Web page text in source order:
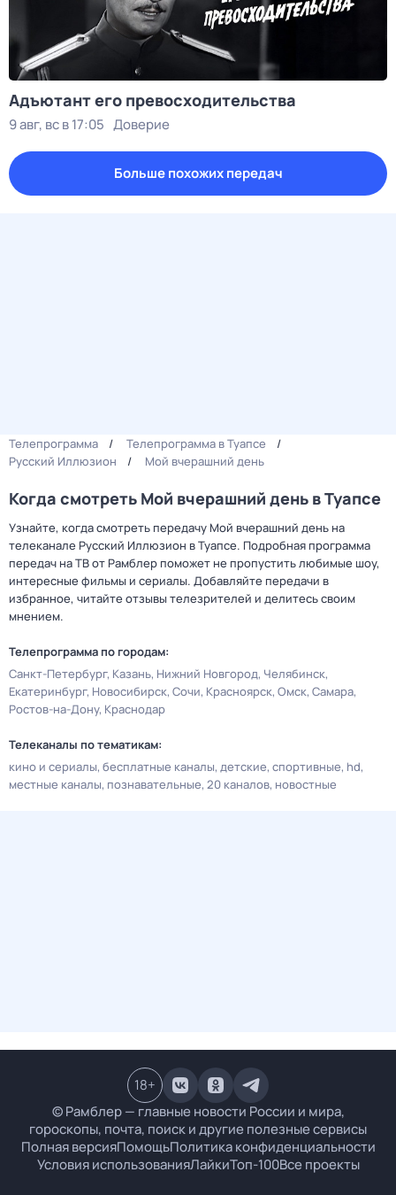
Адъютант его превосходительства
9 авг, вс в 17:05 Доверие
Больше похожих передач
Телепрограмма
Телепрограмма в Туапсе
Русский Иллюзион
Мой вчерашний день
Когда смотреть Мой вчерашний день в Туапсе
Узнайте, когда смотреть передачу Мой вчерашний день на
телеканале Русский Иллюзион в Туапсе. Подробная программа
передач на ТВ от Рамблер поможет не пропустить любимые шоу,
интересные фильмы и сериалы. Добавляйте передачи в
избранное, читайте отзывы телезрителей и делитесь своим
мнением.
Телепрограмма по городам:
Санкт-Петербург Казань Нижний Новгород Челябинск
Екатеринбург Новосибирск Сочи Красноярск Омск Самара
Ростов-на-Дону Краснодар
Телеканалы по тематикам:
кино и сериалы бесплатные каналы детские спортивные hd
местные каналы познавательные 20 каналов новостные
© Рамблер — главные новости России и мира,
гороскопы, почта, поиск и другие полезные сервисы
Полная версияПомощьПолитика конфиденциальности
Условия использованияЛайкиТоп-100Все проекты
18+